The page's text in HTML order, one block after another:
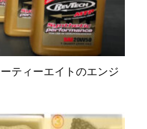
ティーエイトのエンジ